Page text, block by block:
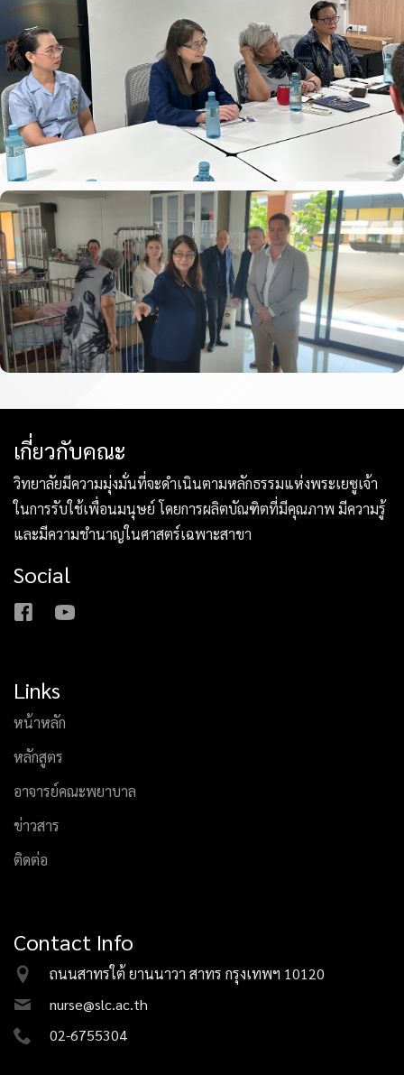
เกี่ยวกับคณะ
วิทยาลัยมีความมุ่งมั่นที่จะดำเนินตามหลักธรรมแห่งพระเยซูเจ้า
ในการรับใช้เพื่อนมนุษย์ โดยการผลิตบัณฑิตที่มีคุณภาพ มีความรู้
และมีความชำนาญในศาสตร์เฉพาะสาขา
Social
Links
หน้าหลัก
หลักสูตร
อาจารย์คณะพยาบาล
ข่าวสาร
ติดต่อ
Contact Info
ถนนสาทรใต้ ยานนาวา สาทร กรุงเทพฯ 10120
nurse@slc.ac.th
02-6755304